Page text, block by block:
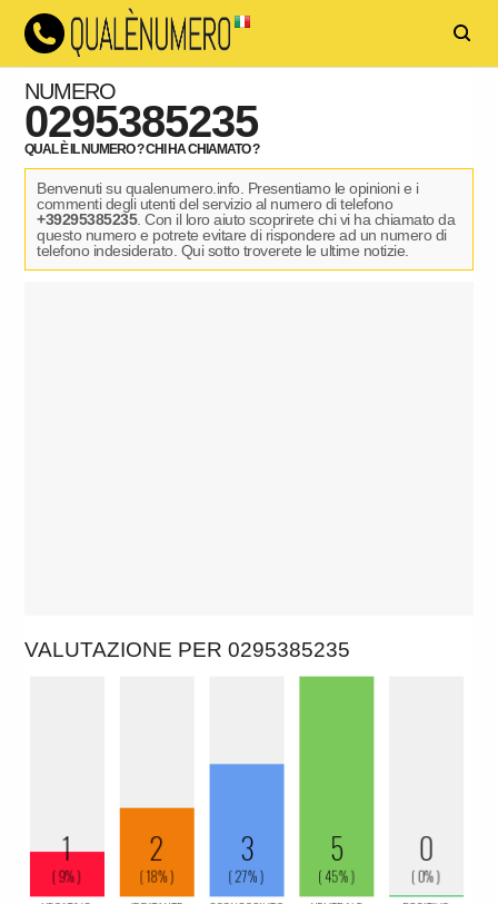
NUMERO
0295385235
QUAL È IL NUMERO ? CHI HA CHIAMATO ?
Benvenuti su qualenumero.info. Presentiamo le opinioni e i
commenti degli utenti del servizio al numero di telefono
+39295385235. Con il loro aiuto scoprirete chi vi ha chiamato da
questo numero e potrete evitare di rispondere ad un numero di
telefono indesiderato. Qui sotto troverete le ultime notizie.
VALUTAZIONE PER 0295385235